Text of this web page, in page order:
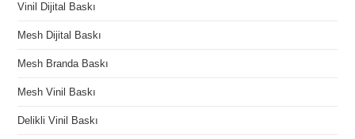
Vinil Dijital Baskı
Mesh Dijital Baskı
Mesh Branda Baskı
Mesh Vinil Baskı
Delikli Vinil Baskı